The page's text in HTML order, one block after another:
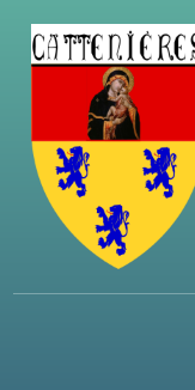
Aller
(Pressez
Entrée)